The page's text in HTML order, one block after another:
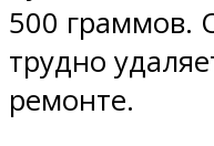
500 граммов.
трудно
ремонте.